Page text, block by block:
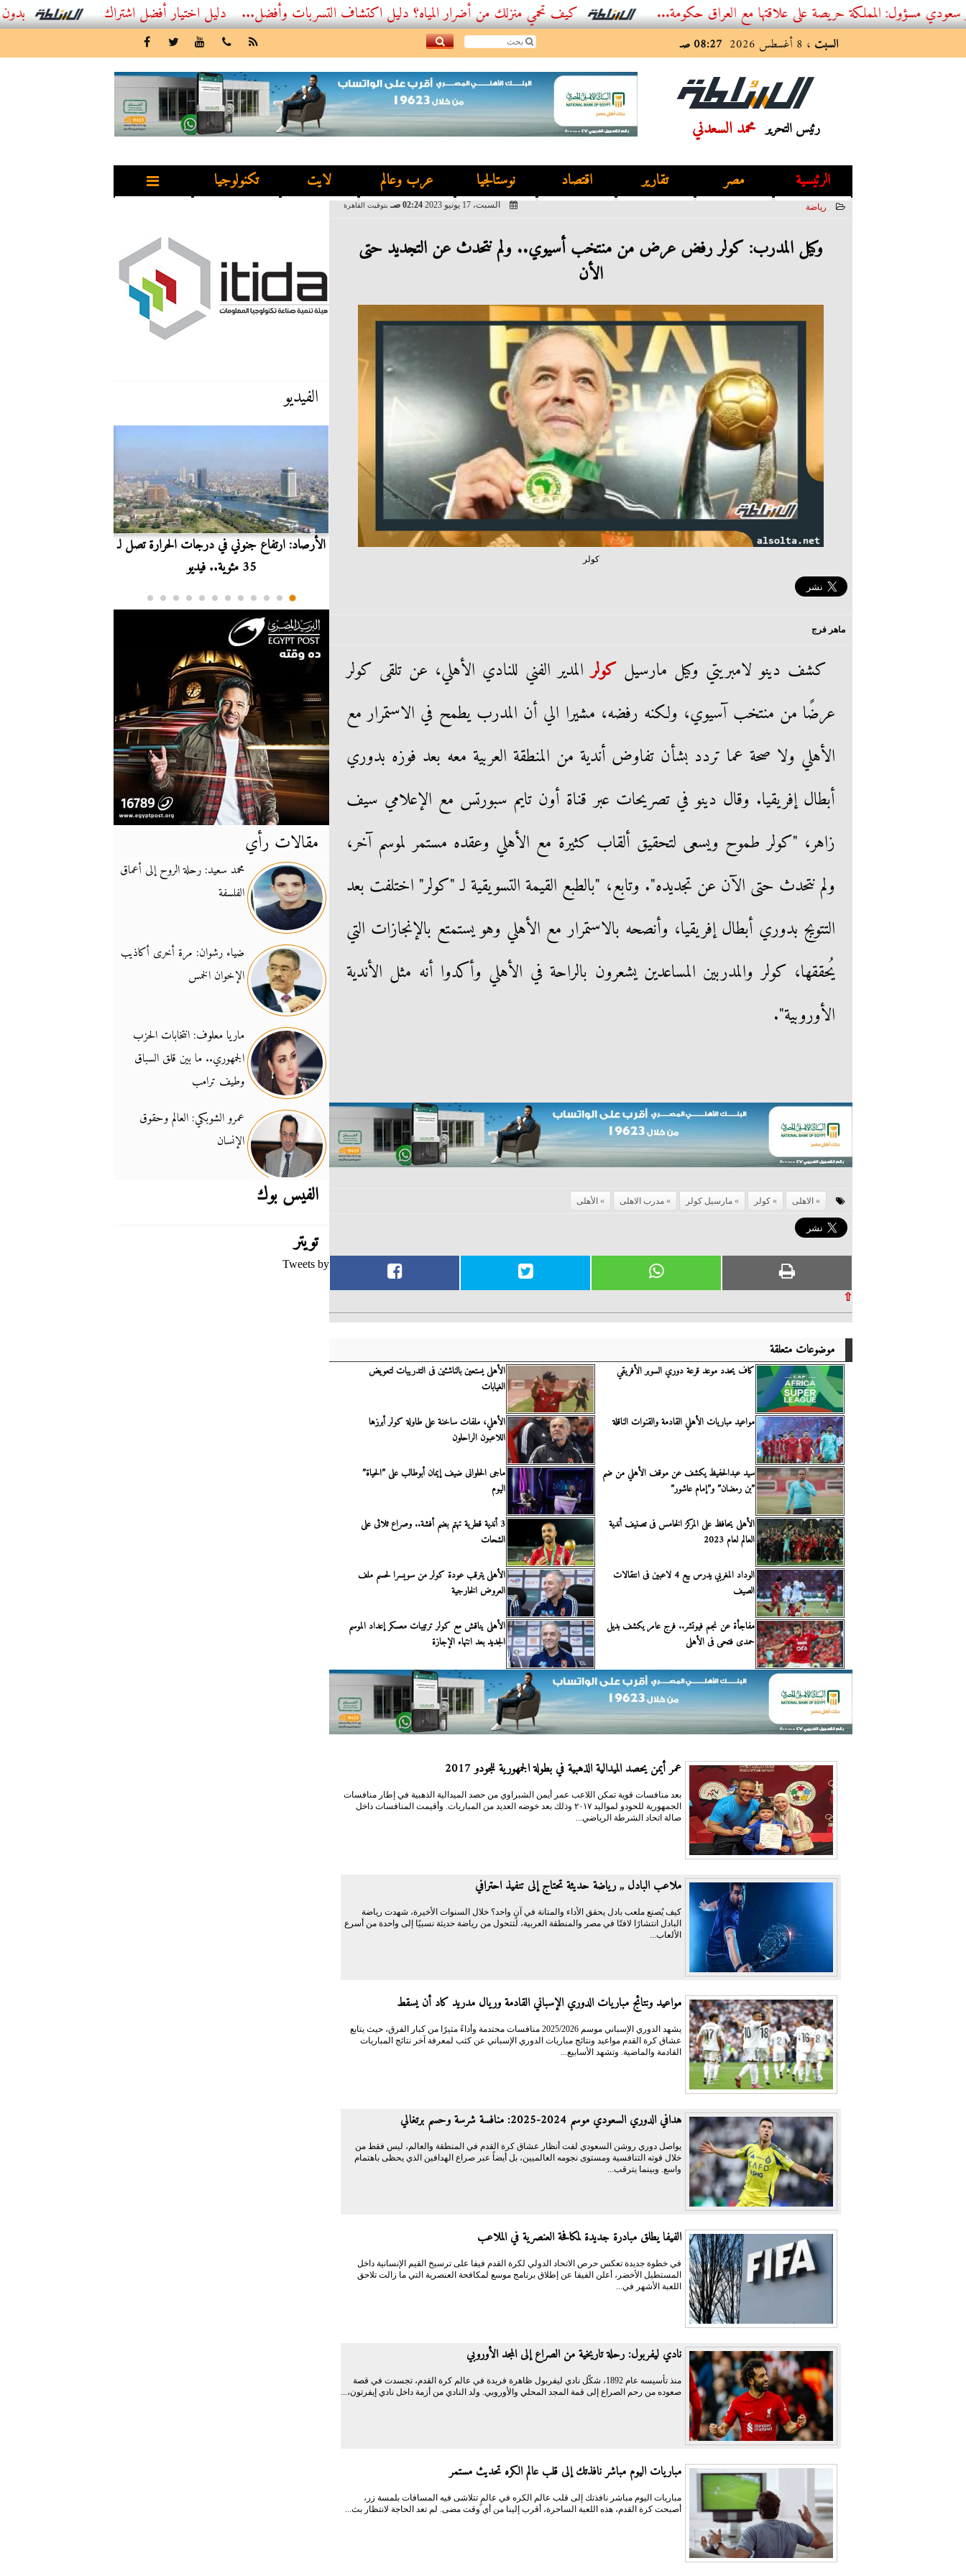
أفضل اشتراك IPTV بدون تقطيع 2026 – دليل المشاهد العصري حريصة على علاقتها مع العراق حكومة... كيف تحمي منزلك من أضرار المياه؟ دليل اكتشاف التسربات وأفضل...
السبت ، 8 أغسطس 2026 08:27 صـ
رئيس التحرير محمد السعدني
الرئيسية مصر تقارير اقتصاد نوستالجيا عرب وعالم لايت تكنولوجيا
رياضة السبت، 17 يونيو 2023 02:24 صـ بتوقيت القاهرة
وكيل المدرب: كولر رفض عرض من منتخب أسيوي.. ولم نتحدث عن التجديد حتى
الأن
كولر
ماهر فرج
كشف دينو لامبريتي وكيل مارسيل كولرالمدير الفني للنادي الأهلي، عن تلقى كولر
عرضًا من منتخب آسيوي، ولكنه رفضه، مشيرا الي أن المدرب يطمح في الاستمرار مع
الأهلي ولا صحة عما تردد بشأن تفاوض أندية من المنطقة العربية معه بعد فوزه بدوري
أبطال إفريقيا. وقال دينو في تصريحات عبر قناة أون تايم سبورتس مع الإعلامي سيف
زاهر، "كولر طموح ويسعى لتحقيق ألقاب كثيرة مع الأهلي وعقده مستمر لموسم آخر،
ولم نتحدث حتى الآن عن تجديده". وتابع، "بالطبع القيمة التسويقية لـ "كولر" اختلفت بعد
التتويج بدوري أبطال إفريقيا، وأنصحه بالاستمرار مع الأهلي وهو يستمتع بالإنجازات التي
يُحققها، كولر والمدربين المساعدين يشعرون بالراحة في الأهلي وأكدوا أنه مثل الأندية
الأوروبية".
الاهلى كولر مارسيل كولر مدرب الاهلى الأهلى
⇧
موضوعات متعلقة
كاف يحدد موعد قرعة دوري السوبر الأفريقي
الأهلى يستعين بالناشئين فى التدريبات لتعويض
الغيابات
مواعيد مباريات الأهلي القادمة والقنوات الناقلة
الأهلي، ملفات ساخنة على طاولة كولر أبرزها
اللاعبون الراحلون
سيد عبدالحفيظ يكشف عن موقف الأهلي من ضم
”بن رمضان” و”إمام عاشور”
ماجى الحلوانى ضيف إيمان أبوطالب على ”الحياة”
اليوم
الأهلى يحافظ على المركز الخامس فى تصنيف أندية
العالم لعام 2023
3 أندية قطرية تهتم بضم أفشة.. وصراع ثلاثى على
الشحات
الوداد المغربي يدرس بيع 4 لاعبين فى انتقالات
الصيف
الأهلى يترقب عودة كولر من سويسرا لحسم ملف
العروض الخارجية
مفاجأة عن نجم فيوتشر.. فرج عامر يكشف بديل
حمدى فتحى فى الأهلى
الأهلى يناقش مع كولر ترتيبات معسكر إعداد الموسم
الجديد بعد انتهاء الإجازة
عمر أيمن يحصد الميدالية الذهبية في بطولة الجمهورية للجودو 2017
بعد منافسات قوية تمكن اللاعب عمر أيمن الشبراوي من حصد الميدالية الذهبية في إطار منافسات
الجمهورية للحودو لمواليد ٢٠١٧ وذلك بعد خوضه العديد من المباريات. وأقيمت المنافسات داخل
صالة اتحاد الشرطة الرياضي...
ملاعب البادل ,, رياضة حديثة تحتاج إلى تنفيذ احترافي
كيف يُصنع ملعب بادل يحقق الأداء والمتانة في آنٍ واحد؟ خلال السنوات الأخيرة، شهدت رياضة
البادل انتشارًا لافتًا في مصر والمنطقة العربية، لتتحول من رياضة حديثة نسبيًا إلى واحدة من أسرع
الألعاب...
مواعيد ونتائج مباريات الدوري الإسباني القادمة وريال مدريد كاد أن يسقط
يشهد الدوري الإسباني موسم 2025/2026 منافسات محتدمة وأداءً مثيرًا من كبار الفرق، حيث يتابع
عشاق كرة القدم مواعيد ونتائج مباريات الدوري الإسباني عن كثب لمعرفة آخر نتائج المباريات
القادمة والماضية. وتشهد الأسابيع...
هدافي الدوري السعودي موسم 2024-2025: منافسة شرسة وحسم برتغالي
يواصل دوري روشن السعودي لفت أنظار عشاق كرة القدم في المنطقة والعالم، ليس فقط من
خلال قوته التنافسية ومستوى نجومه العالميين، بل أيضاً عبر صراع الهدافين الذي يحظى باهتمام
واسع. وبينما يترقب...
الفيفا يطلق مبادرة جديدة لمكافحة العنصرية في الملاعب
في خطوة جديدة تعكس حرص الاتحاد الدولي لكرة القدم فيفا على ترسيخ القيم الإنسانية داخل
المستطيل الأخضر، أعلن الفيفا عن إطلاق برنامج موسع لمكافحة العنصرية التي ما زالت تلاحق
اللعبة الأشهر في...
نادي ليفربول: رحلة تاريخية من الصراع إلى المجد الأوروبي
منذ تأسيسه عام 1892، شكّل نادي ليفربول ظاهرة فريدة في عالم كرة القدم، تجسدت في قصة
صعوده من رحم الصراع إلى قمة المجد المحلي والأوروبي. ولد النادي من أزمة داخل نادي إيفرتون،...
مباريات اليوم مباشر نافذتك إلى قلب عالم الكره تحديث مستمر
مباريات اليوم مباشر نافذتك إلى قلب عالم الكره في عالمٍ تتلاشى فيه المسافات بلمسة زر،
أصبحت كرة القدم، هذه اللعبة الساحرة، أقرب إلينا من أي وقت مضى. لم تعد الحاجة لانتظار بث...
الفيديو
بث مباشر.. مباراة الزمالك وسيراميكا كليوباترا في
الأرصاد: ارتفاع جنوني في درجات الحرارة تصل لـ
35 مئوية.. فيديو
مقالات رأي
محمد سعيد: رحلة الروح إلى أعماق
الفلسفة
ضياء رشوان: مرة أخرى أكاذيب
الإخوان الخمس
ماريا معلوف: انتخابات الحزب
الجمهوري.. ما بين قلق السباق
وطيف ترامب
عمرو الشوبكي: العالم وحقوق
الإنسان
الفيس بوك
تويتر
Tweets by